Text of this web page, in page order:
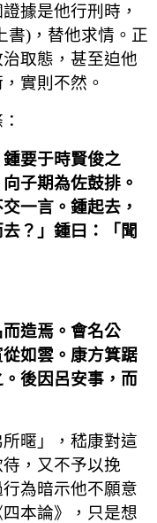
據是他行刑時，
書)，替他求情。正
取態，甚至迫他
實則不然。
要于時賢俊之
子期為佐鼓排。
一言。鍾起去，
？」鍾曰：「聞
造焉。會名公
如雲。康方箕踞
後因呂安事，而
暱」，嵇康對這
，又不予以挽
為暗示他不願意
本論》，只是想